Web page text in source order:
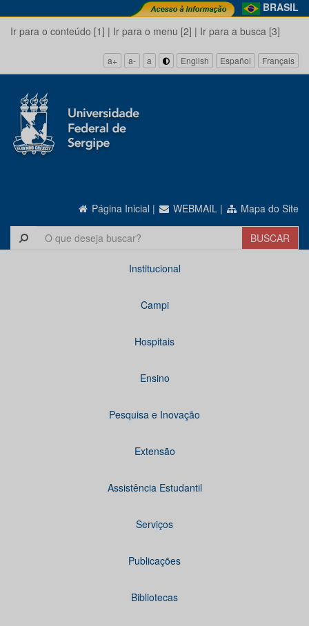
BRASIL
Ir para o conteúdo [1] | Ir para o menu [2] | Ir para a busca [3]
a+ a- a English Español Français
Página Inicial | WEBMAIL | Mapa do Site
Institucional
Campi
Hospitais
Ensino
Pesquisa e Inovação
Extensão
Assistência Estudantil
Serviços
Publicações
Bibliotecas